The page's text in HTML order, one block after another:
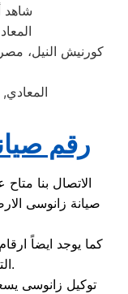
شاهد
المعادي،
كورنيش النيل،
رقم
الاتصال بنا
صيانة زانوسى
كما يوجد ايضاً
التواصل مع عملائنا.
توكيل زانوسى